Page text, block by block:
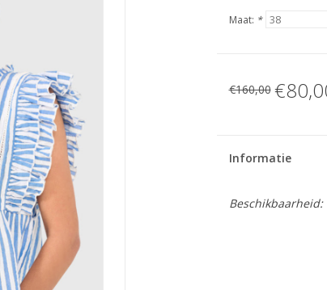
Maat: *
€160,00
Informatie
Beschikbaarheid: